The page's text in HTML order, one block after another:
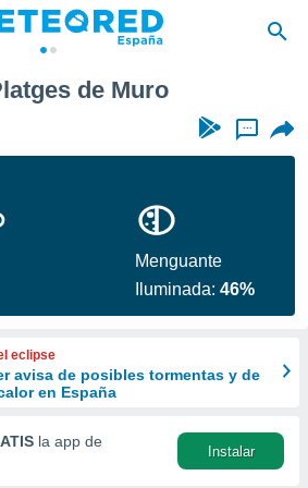
de Muro
...
Menguante
Iluminada:46%
eclipse
avisa de posibles tormentas y de
en España
la app de
Instalar